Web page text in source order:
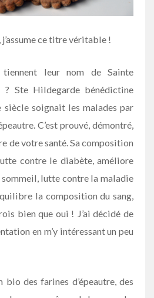
ce titre véritable !
leur nom de Sainte
? Ste Hildegarde bénédictine
siècle soignait les malades par
C’est prouvé, démontré,
de votre santé. Sa composition
contre le diabète, améliore
lutte contre la maladie
la composition du sang,
bien que oui ! J’ai décidé de
en m’y intéressant un peu
bio des farines d’épeautre, des